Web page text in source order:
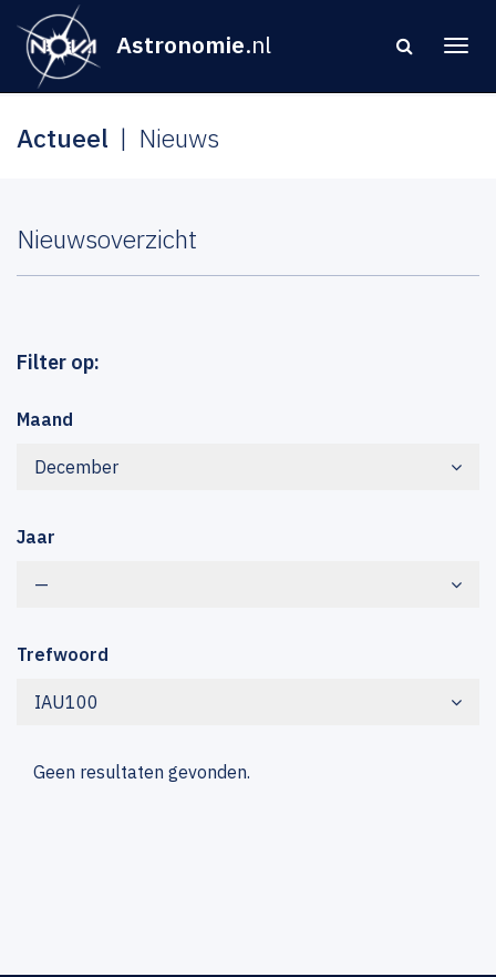
Astronomie.nl
Actueel Nieuws
Nieuwsoverzicht
Filter op:
Maand
December
Jaar
—
Trefwoord
IAU100
Geen resultaten gevonden.